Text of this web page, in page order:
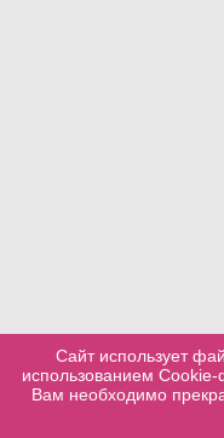
Сайт использует
использованием
Вам необходимо